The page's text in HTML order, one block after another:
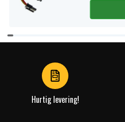
Item
1
Hurtig levering!